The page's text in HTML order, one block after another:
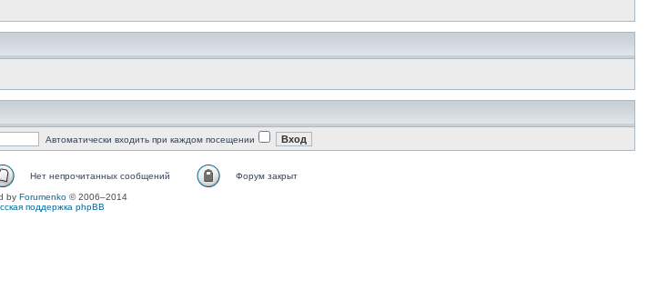
Автоматически входить при каждом посещении
Нет непрочитанных сообщений Форум закрыт
by Forumenko© 2006–2014
поддержка phpBB